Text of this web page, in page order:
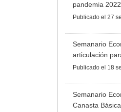
pandemia 2022
Publicado el 27
Semanario
articulación
Publicado el 18
Semanario
Canasta